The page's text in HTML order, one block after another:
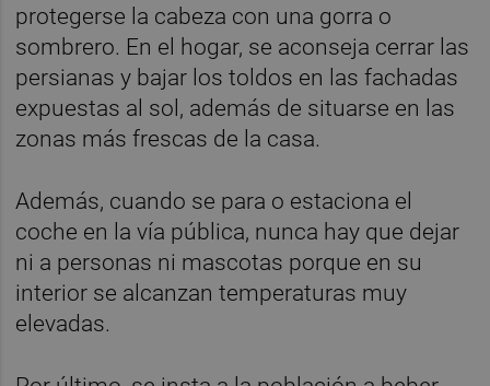
protegerse la cabeza con una gorra o
sombrero. En el hogar, se aconseja cerrar las
persianas y bajar los toldos en las fachadas
expuestas al sol, además de situarse en las
zonas más frescas de la casa.
Además, cuando se para o estaciona el
coche en la vía pública, nunca hay que dejar
ni a personas ni mascotas porque en su
interior se alcanzan temperaturas muy
elevadas.